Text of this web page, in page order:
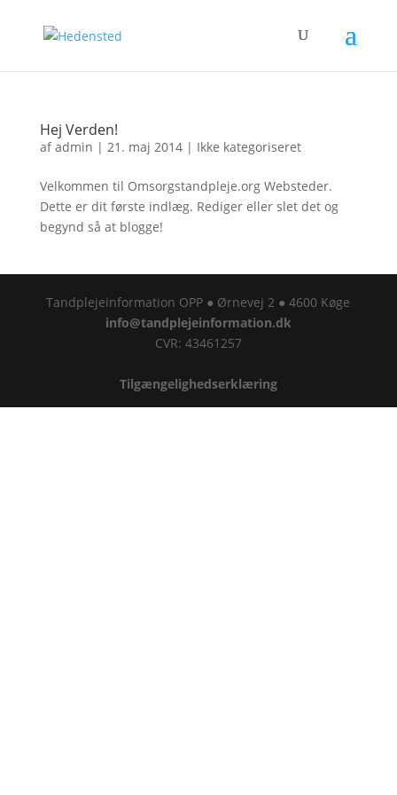
Hej Verden!
afadmin | 21. maj 2014| Ikke kategoriseret
Velkommen til Omsorgstandpleje.org Websteder.
Dette er dit første indlæg. Rediger eller slet det og
begynd så at blogge!
Tandplejeinformation OPP ● Ørnevej 2 ● 4600 Køge
info@tandplejeinformation.dk
CVR: 43461257
Tilgængelighedserklæring